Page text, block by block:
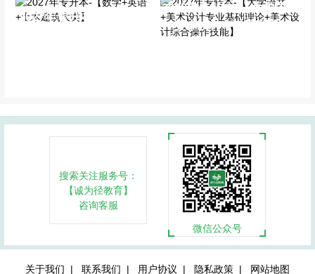
2027年专升本-【数学+英
2027年专转本-【大学语文
+美术设计专业基础理论
搜索关注服务号：
【诚为径教育】
咨询客服
微信公众号
关于我们 | 联系我们 | 用户协议 | 隐私政策 | 网站地图